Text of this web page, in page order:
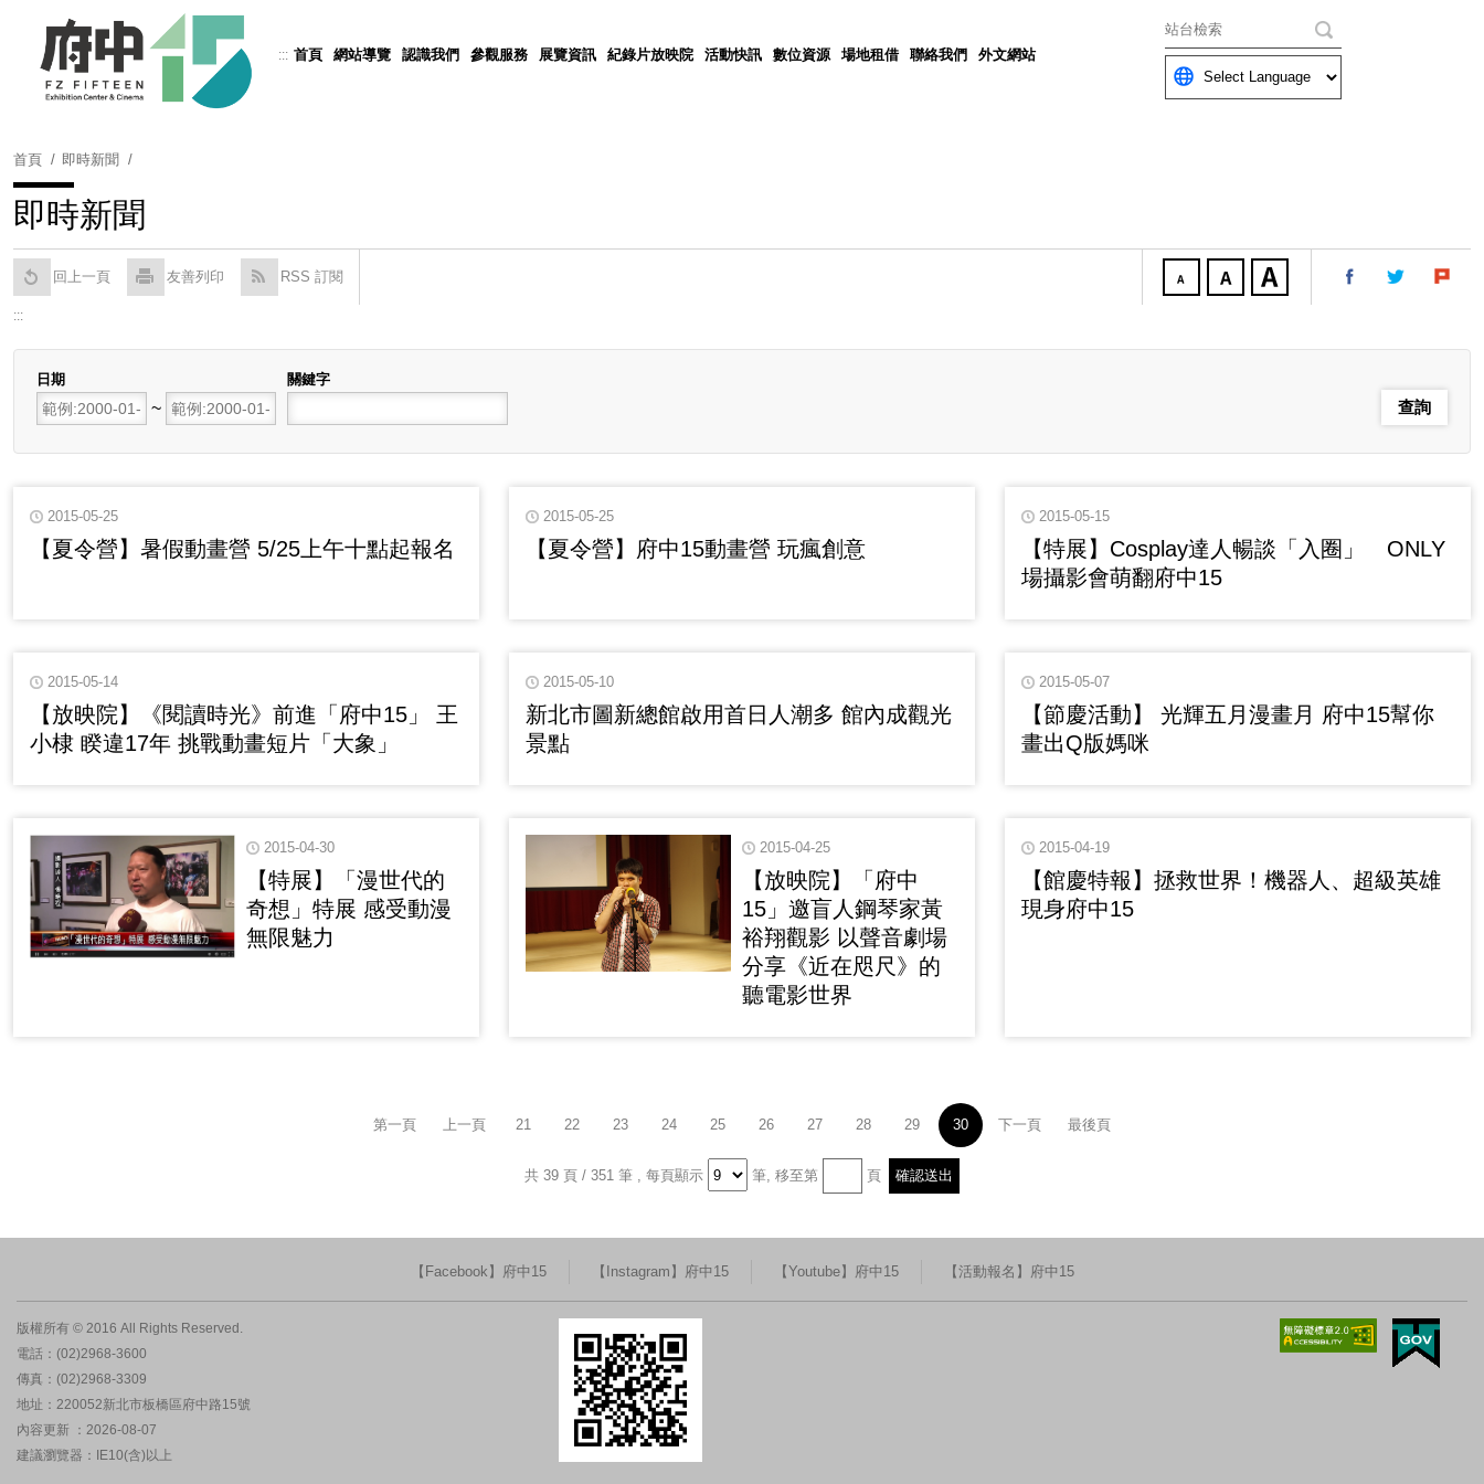
::: 首頁 網站導覽 認識我們 參觀服務 展覽資訊 紀錄片放映院 活動快訊 數位資源 場地租借 聯絡我們 外文網站
關鍵字
Powered by Translate
首頁 即時新聞
即時新聞
回上一頁 友善列印 RSS 訂閱
:::
日期
開始日期
~
關鍵字
2015-05-25
【夏令營】暑假動畫營 5/25上午十點起報名
2015-05-25
【夏令營】府中15動畫營 玩瘋創意
2015-05-15
【特展】Cosplay達人暢談「入圈」 ONLY
場攝影會萌翻府中15
2015-05-14
【放映院】《閱讀時光》前進「府中15」 王
小棣 睽違17年 挑戰動畫短片「大象」
2015-05-10
新北市圖新總館啟用首日人潮多 館內成觀光
景點
2015-05-07
【節慶活動】 光輝五月漫畫月 府中15幫你
畫出Q版媽咪
2015-04-30
【特展】「漫世代的
奇想」特展 感受動漫
無限魅力
2015-04-25
【放映院】「府中
15」邀盲人鋼琴家黃
裕翔觀影 以聲音劇場
分享《近在咫尺》的
聽電影世界
2015-04-19
【館慶特報】拯救世界！機器人、超級英雄
現身府中15
第一頁 上一頁 21 22 23 24 25 26 27 28 29 30 下一頁 最後頁
共 39 頁 / 351 筆 , 每頁顯示 筆, 移至第 頁
【Facebook】府中15 【Instagram】府中15 【Youtube】府中15 【活動報名】府中15
版權所有 © 2016 All Rights Reserved.
電話：(02)2968-3600
傳真：(02)2968-3309
地址：220052新北市板橋區府中路15號
內容更新 ：2026-08-07
建議瀏覽器：IE10(含)以上